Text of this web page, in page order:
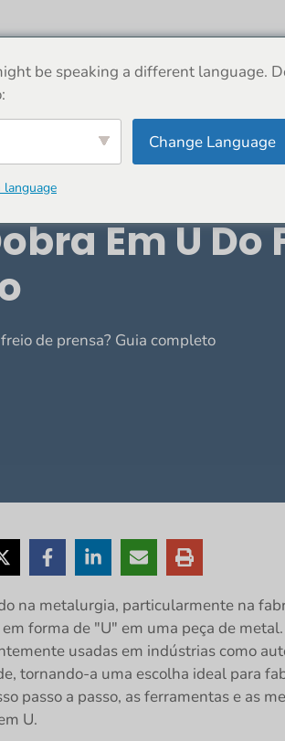
Em U Do
de prensa? Guia completo
na metalurgia, particularmente na
forma de "U" em uma peça de
usadas em indústrias como
tornando-a uma escolha ideal para
passo a passo, as ferramentas e as
U.
be speaking a different language.
Change Language